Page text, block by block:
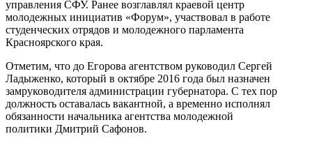
управления СФУ. Ранее возглавлял краевой центр
молодежных инициатив «Форум», участвовал в работе
студенческих отрядов и молодежного парламента
Красноярского края.
Отметим, что до Егорова агентством руководил Сергей
Ладыженко, который в октябре 2016 года был назначен
замруководителя администрации губернатора. С тех пор
должность оставалась вакантной, а временно исполнял
обязанности начальника агентства молодежной
политики Дмитрий Сафонов.